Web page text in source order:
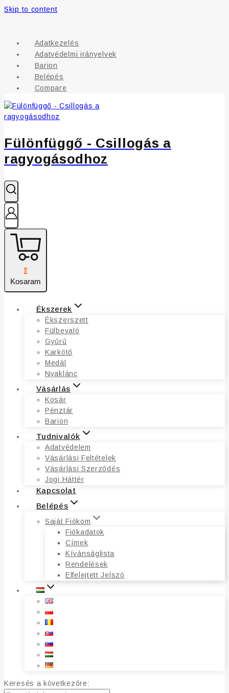
Skip to content
Adatkezelés
Adatvédelmi irányelvek
Barion
Belépés
Compare
Fülönfüggő - Csillogás a
ragyogásodhoz
0
Kosaram
Ékszerek
Ékszerszett
Fülbevaló
Gyűrű
Karkötő
Medál
Nyaklánc
Vásárlás
Kosár
Pénztár
Barion
Tudnivalók
Adatvédelem
Vásárlási Feltételek
Vásárlási Szerződés
Jogi Háttér
Kapcsolat
Belépés
Saját Fiókom
Fiókadatok
Címek
Kívánságlista
Rendelések
Elfelejtett Jelszó
Keresés a következőre: